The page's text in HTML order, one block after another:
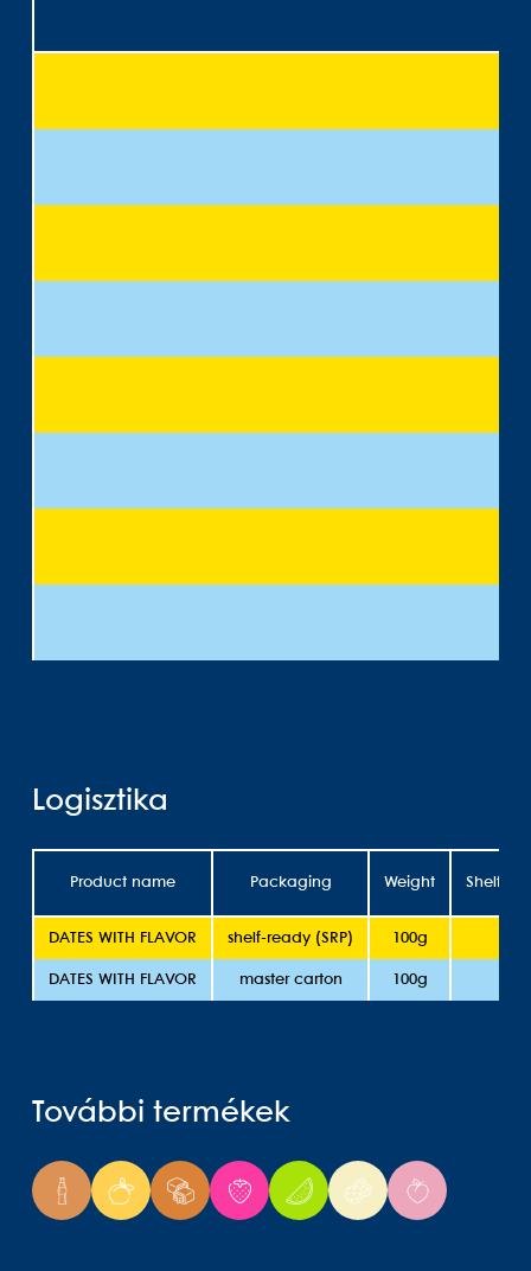
Logisztika
Product name Packaging Weight Shelflife
DATES WITH FLAVOR shelf-ready (SRP) 100g
DATES WITH FLAVOR master carton 100g
További termékek